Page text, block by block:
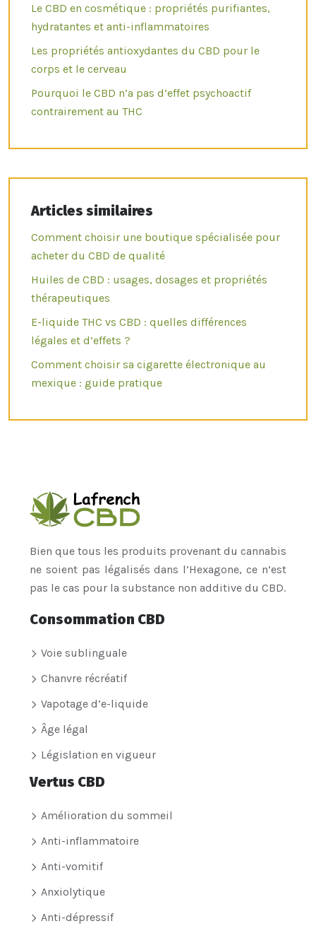
Le CBD en cosmétique : propriétés purifiantes,
hydratantes et anti-inflammatoires
Les propriétés antioxydantes du CBD pour le
corps et le cerveau
Pourquoi le CBD n’a pas d’effet psychoactif
contrairement au THC
Articles similaires
Comment choisir une boutique spécialisée pour
acheter du CBD de qualité
Huiles de CBD : usages, dosages et propriétés
thérapeutiques
E-liquide THC vs CBD : quelles différences
légales et d’effets ?
Comment choisir sa cigarette électronique au
mexique : guide pratique
Bien que tous les produits provenant du cannabis
ne soient pas légalisés dans l’Hexagone, ce n’est
pas le cas pour la substance non additive du CBD.
Consommation CBD
Voie sublinguale
Chanvre récréatif
Vapotage d’e-liquide
Âge légal
Législation en vigueur
Vertus CBD
Amélioration du sommeil
Anti-inflammatoire
Anti-vomitif
Anxiolytique
Anti-dépressif